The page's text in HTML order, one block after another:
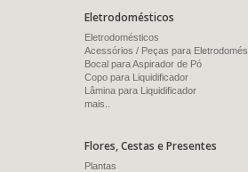
Eletrodomésticos
Eletrodomésticos
Acessórios / Peças para
Bocal para Aspirador de Pó
Copo para Liquidificador
Lâmina para Liquidificador
mais..
Flores, Cestas e Presentes
Plantas